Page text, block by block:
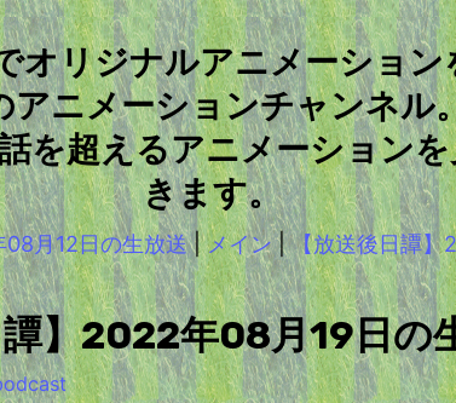
オリジナルアニメーション
ニメーションチャンネル
を超えるアニメーション
きます。
月12日の生放送|メイン|【放送後日譚】
】2022年08月19日の